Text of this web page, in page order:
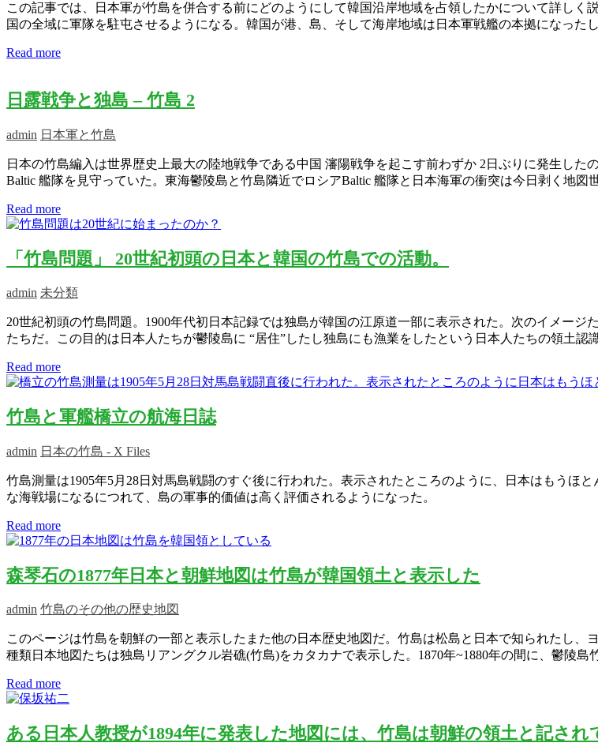
この記事では、日本軍が竹島を併合する前にどのようにして韓国沿岸地域を占領したかについて詳し
国の全域に軍隊を駐屯させるようになる。韓国が港、島、そして海岸地域は日本軍戦艦の本拠になっ
Read more
日露戦争と独島 – 竹島 2
admin 日本軍と竹島
日本の竹島編入は世界歴史上最大の陸地戦争である中国 瀋陽戦争を起こす前わずか 2日ぶりに発生し
Baltic 艦隊を見守っていた。東海鬱陵島と竹島隣近でロシアBaltic 艦隊と日本海軍の衝突は今日剥く地図
Read more
「竹島問題」 20世紀初頭の日本と韓国の竹島での活動。
admin 未分類
20世紀初頭の竹島問題。1900年代初日本記録では独島が韓国の江原道一部に表示された。次のイメー
たちだ。この目的は日本人たちが鬱陵島に “居住”したし独島にも漁業をしたという日本人たちの領土
Read more
竹島と軍艦橋立の航海日誌
admin 日本の竹島 - X Files
竹島測量は1905年5月28日対馬島戦闘のすぐ後に行われた。表示されたところのように、日本はもうほ
な海戦場になるにつれて、島の軍事的価値は高く評価されるようになった。
Read more
森琴石の1877年日本と朝鮮地図は竹島が韓国領土と表示した
admin 竹島のその他の歴史地図
このページは竹島を朝鮮の一部と表示したまた他の日本歴史地図だ。竹島は松島と日本で知られたし
種類日本地図たちは独島リアングクル岩礁(竹島)をカタカナで表示した。1870年~1880年の間に、鬱陵
Read more
ある日本人教授が1894年に発表した地図には、竹島は朝鮮の領土と記され